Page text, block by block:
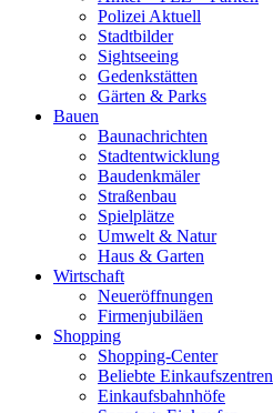
Polizei Aktuell
Stadtbilder
Sightseeing
Gedenkstätten
Gärten & Parks
Bauen
Baunachrichten
Stadtentwicklung
Baudenkmäler
Straßenbau
Spielplätze
Umwelt & Natur
Haus & Garten
Wirtschaft
Neueröffnungen
Firmenjubiläen
Shopping
Shopping-Center
Beliebte Einkaufszentren
Einkaufsbahnhöfe